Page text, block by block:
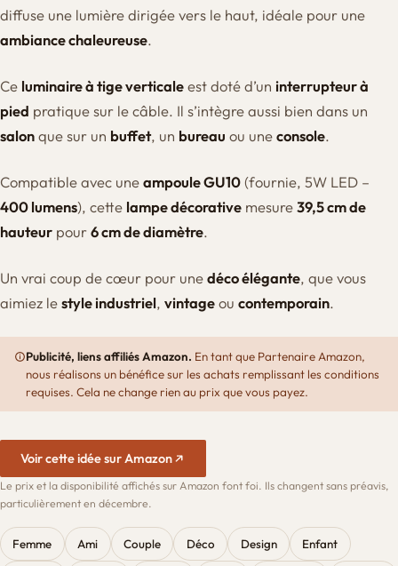
diffuse une lumière dirigée vers le haut, idéale pour une
ambiance chaleureuse.
Ce luminaire à tige verticaleest doté d’un interrupteur à
pied pratique sur le câble. Il s’intègre aussi bien dans un
salonque sur un buffet, un bureau ou uneconsole.
Compatible avec uneampoule GU10(fournie, 5W LED –
400 lumens), cette lampe décorative mesure39,5 cm de
hauteur pour6 cm de diamètre.
Un vrai coup de cœur pour unedéco élégante, que vous
aimiez lestyle industriel, vintageou contemporain.
Publicité, liens affiliés Amazon. En tant que Partenaire Amazon,
nous réalisons un bénéfice sur les achats remplissant les conditions
requises. Cela ne change rien au prix que vous payez.
Voir cette idée sur Amazon
Le prix et la disponibilité affichés sur Amazon font foi. Ils changent sans préavis,
particulièrement en décembre.
Femme Ami Couple Déco Design Enfant